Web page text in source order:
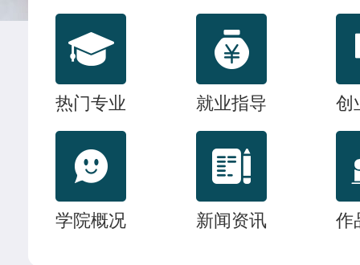
热门专业 就业指导 创
学院概况 新闻资讯 作
时尚西点专业 18人 技
杜树豪
李玉树 西餐工艺专业